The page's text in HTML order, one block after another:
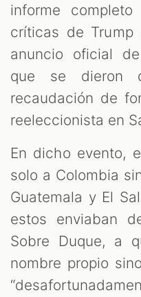
informe
críticas de
anuncio oficial
que se dieron
recaudación de
reeleccionista en
En dicho evento,
solo a Colombia
Guatemala y El
estos enviaban
Sobre Duque, a
nombre propio